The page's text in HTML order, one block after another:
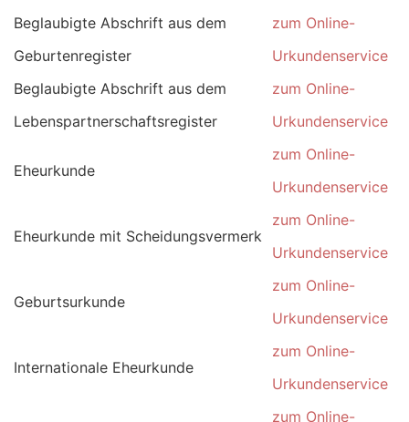
Beglaubigte Abschrift aus dem
Geburtenregister
zum Online-
Urkundenservice
Beglaubigte Abschrift aus dem
Lebenspartnerschaftsregister
zum Online-
Urkundenservice
Eheurkunde
zum Online-
Urkundenservice
Eheurkunde mit Scheidungsvermerk
zum Online-
Urkundenservice
Geburtsurkunde
zum Online-
Urkundenservice
Internationale Eheurkunde
zum Online-
Urkundenservice
zum Online-